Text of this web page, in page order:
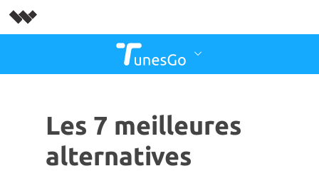
Les 7 meilleures
alternatives